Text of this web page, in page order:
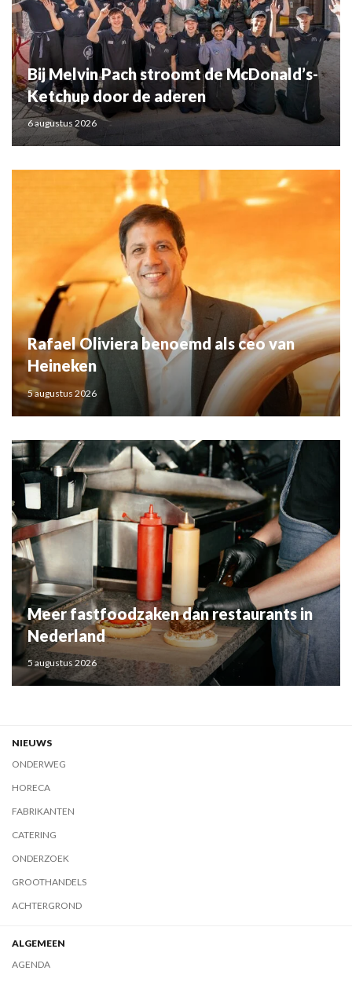
Bij Melvin Pach stroomt de McDonald’s-
Ketchup door de aderen
6 augustus 2026
Rafael Oliviera benoemd als ceo van
Heineken
5 augustus 2026
Meer fastfoodzaken dan restaurants in
Nederland
5 augustus 2026
NIEUWS
ONDERWEG
HORECA
FABRIKANTEN
CATERING
ONDERZOEK
GROOTHANDELS
ACHTERGROND
ALGEMEEN
AGENDA